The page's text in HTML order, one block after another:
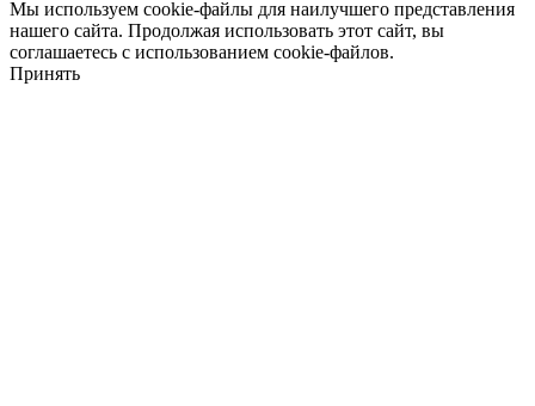
Мы используем cookie-файлы для наилучшего представления
нашего сайта. Продолжая использовать этот сайт, вы
соглашаетесь с использованием cookie-файлов.
Принять